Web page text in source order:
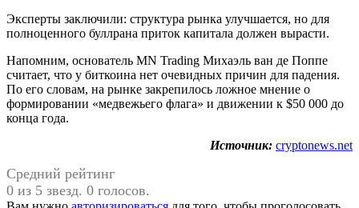
Эксперты заключили: структура рынка улучшается, но для
полноценного буллрана приток капитала должен вырасти.
Напомним, основатель MN Trading Михаэль ван де Поппе
считает, что у биткоина нет очевидных причин для падения.
По его словам, на рынке закрепилось ложное мнение о
формировании «медвежьего флага» и движении к $50 000 до
конца года.
Источник: cryptonews.net
Средний рейтинг
0 из 5 звезд. 0 голосов.